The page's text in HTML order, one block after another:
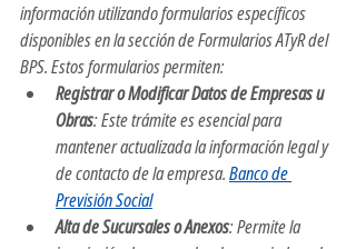
información utilizando formularios específicos
disponibles en la sección de Formularios ATyR del
BPS. Estos formularios permiten:​
Registrar o Modificar Datos de Empresas u
Obras: Este trámite es esencial para
mantener actualizada la información legal y
de contacto de la empresa. ​Banco de
Previsión Social
Alta de Sucursales o Anexos: Permite la